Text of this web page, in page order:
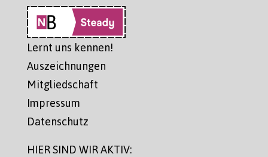
Lernt uns kennen!
Auszeichnungen
Mitgliedschaft
Impressum
Datenschutz
HIER SIND WIR AKTIV: